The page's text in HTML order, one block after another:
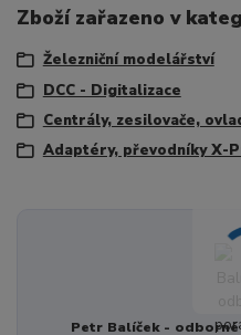
Zboží zařazeno v
Železniční modelářství
DCC - Digitalizace
Centrály, zesilovače,
Adaptéry, převodníky X-
Petr Balíček -